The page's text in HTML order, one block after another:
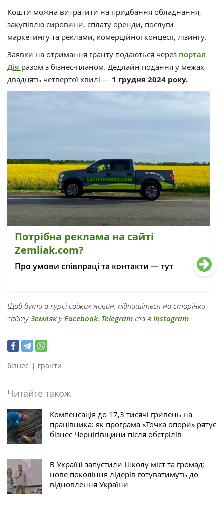
Кошти можна витратити на придбання обладнання,
закупівлю сировини, сплату оренди, послуги
маркетингу та реклами, комерційної концесії, лізингу.
Заявки на отримання гранту подаються через портал
Дія разом з бізнес-планом. Дедлайн подання у межах
двадцять четвертої хвилі — 1 грудня 2024 року.
Потрібна реклама на сайті
Zemliak.com?
Про умови співпраці та контакти — тут
Щоб бути в курсі свіжих новин, підпишіться на сторінки
сайтуЗемлякуFacebook, Telegram та в Instagram.
бізнес | гранти
Читайте також
Компенсація до 17,3 тисячі гривень на
працівника: як програма «Точка опори» рятує
бізнес Чернігівщини після обстрілів
В Україні запустили Школу міст та громад:
нове покоління лідерів готуватимуть до
відновлення України